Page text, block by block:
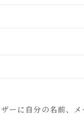
ーに自分の名前、メ